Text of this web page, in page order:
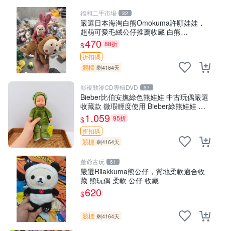
福和二手市場 32
嚴選日本海淘白熊Omokuma許願娃娃，
超萌可愛毛絨公仔推薦收藏 白熊
Omokuma 毛絨玩具 偽裝娃娃 玩具擺飾
$470 88折
折扣碼
競標 剩4164天
影視動漫CD專輯DVD 57
Bieber比伯安撫綠色熊娃娃 中古玩偶嚴選
收藏款 微瑕輕度使用 Bieber綠熊娃娃 中
古玩偶 微瑕
$1,059 95折
折扣碼
競標 剩4164天
董爺古玩 61
嚴選Rilakkuma熊公仔，質地柔軟適合收
藏 熊玩偶 柔軟 公仔 收藏
$620
競標 剩4164天